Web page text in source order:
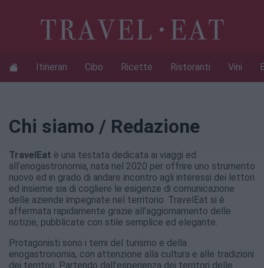
Itinerari Cibo Ricette Ristoranti Vini
Chi siamo / Redazione
TravelEat è una testata dedicata ai viaggi ed
all’enogastronomia, nata nel 2020 per offrire uno strumento
nuovo ed in grado di andare incontro agli interessi dei lettori
ed insieme sia di cogliere le esigenze di comunicazione
delle aziende impegnate nel territorio. TravelEat si è
affermata rapidamente grazie all’aggiornamento delle
notizie, pubblicate con stile semplice ed elegante.
Protagonisti sono i temi del turismo e della
enogastronomia, con attenzione alla cultura e alle tradizioni
dei territori. Partendo dall’esperienza dei territori delle